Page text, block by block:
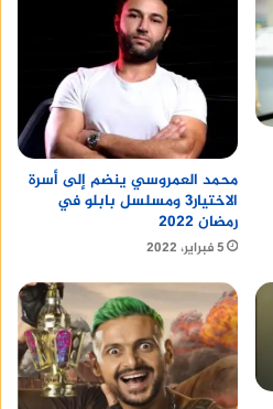
محمد العمروسي ينضم إلى أسرة
الاختيار3 ومسلسل بابلو في
رمضان 2022
5 فبراير، 2022